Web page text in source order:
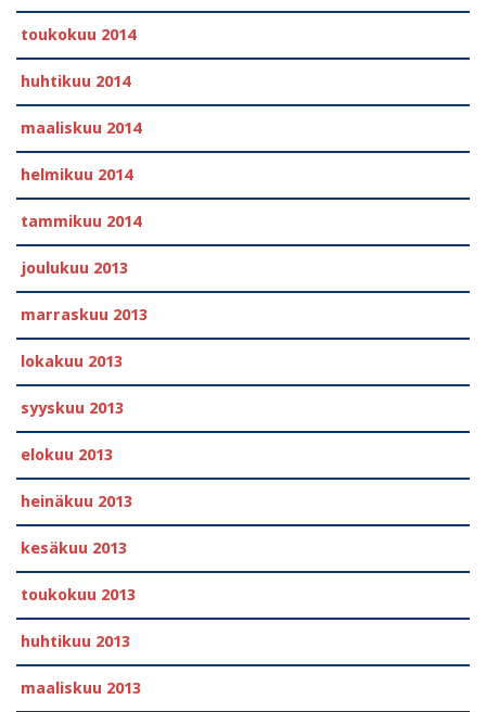
toukokuu 2014
huhtikuu 2014
maaliskuu 2014
helmikuu 2014
tammikuu 2014
joulukuu 2013
marraskuu 2013
lokakuu 2013
syyskuu 2013
elokuu 2013
heinäkuu 2013
kesäkuu 2013
toukokuu 2013
huhtikuu 2013
maaliskuu 2013